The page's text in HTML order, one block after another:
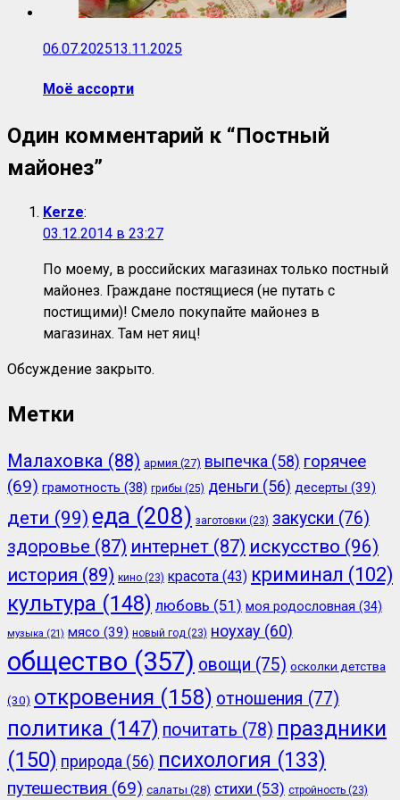
06.07.202513.11.2025
Моё ассорти
Один комментарий к “Постный
майонез”
Kerze:
03.12.2014 в 23:27
По моему, в российских магазинах только постный
майонез. Граждане постящиеся (не путать с
постищими)! Смело покупайте майонез в
магазинах. Там нет яиц!
Обсуждение закрыто.
Метки
Малаховка (88) армия (27) выпечка (58) горячее
(69) грамотность (38) грибы (25) деньги (56) десерты (39)
дети (99) еда (208) заготовки (23) закуски (76)
здоровье (87) интернет (87) искусство (96)
история (89) кино (23) красота (43) криминал (102)
культура (148) любовь (51) моя родословная (34)
музыка (21) мясо (39) новый год (23) ноухау (60)
общество (357) овощи (75) осколки детства
(30) откровения (158) отношения (77)
политика (147) почитать (78) праздники
(150) природа (56) психология (133)
путешествия (69) салаты (28) стихи (53) стройность (23)